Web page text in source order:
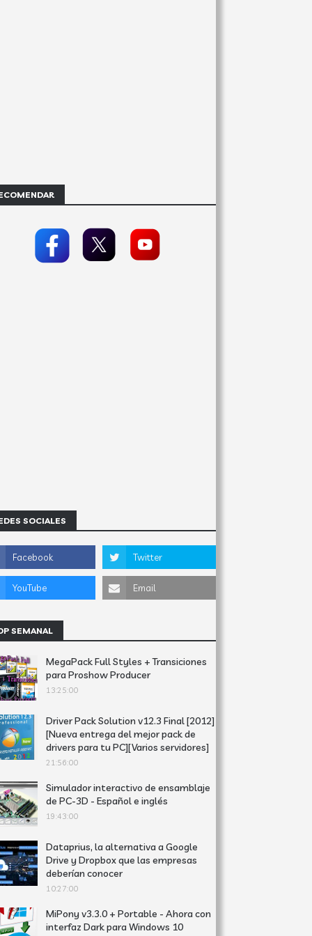
SOCIALES
SEMANAL
MegaPack Full Styles + Transiciones
para Proshow Producer
13:25:00
Driver Pack Solution v12.3 Final [2012]
[Nueva entrega del mejor pack de
drivers para tu PC][Varios servidores]
21:56:00
Simulador interactivo de ensamblaje
de PC-3D - Español e inglés
19:43:00
Dataprius, la alternativa a Google
Drive y Dropbox que las empresas
deberían conocer
10:27:00
MiPony v3.3.0 + Portable - Ahora con
interfaz Dark para Windows 10